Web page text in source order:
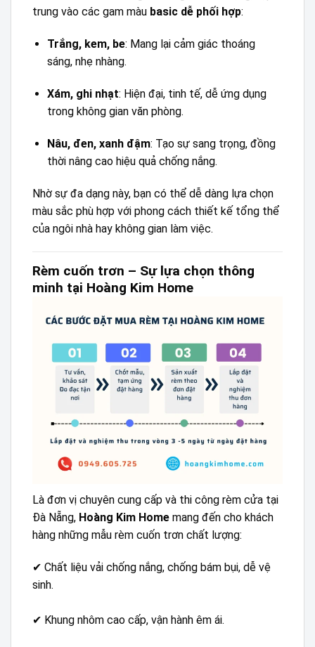
trung vào các gam màu basic dễ phối hợp:
Trắng, kem, be: Mang lại cảm giác thoáng
sáng, nhẹ nhàng.
Xám, ghi nhạt: Hiện đại, tinh tế, dễ ứng dụng
trong không gian văn phòng.
Nâu, đen, xanh đậm: Tạo sự sang trọng, đồng
thời nâng cao hiệu quả chống nắng.
Nhờ sự đa dạng này, bạn có thể dễ dàng lựa chọn
màu sắc phù hợp với phong cách thiết kế tổng thể
của ngôi nhà hay không gian làm việc.
Rèm cuốn trơn – Sự lựa chọn thông
minh tại Hoàng Kim Home
Là đơn vị chuyên cung cấp và thi công rèm cửa tại
Đà Nẵng, Hoàng Kim Home mang đến cho khách
hàng những mẫu rèm cuốn trơn chất lượng:
✔ Chất liệu vải chống nắng, chống bám bụi, dễ vệ
sinh.
✔ Khung nhôm cao cấp, vận hành êm ái.